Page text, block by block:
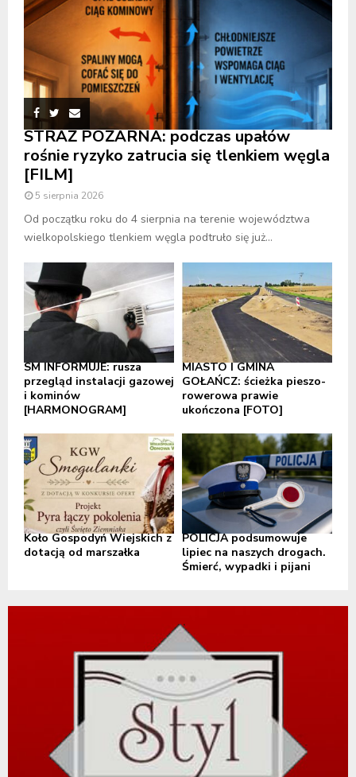
STRAŻ POŻARNA: podczas upałów
rośnie ryzyko zatrucia się tlenkiem węgla
[FILM]
5 sierpnia 2026
Od początku roku do 4 sierpnia na terenie województwa
wielkopolskiego tlenkiem węgla podtruło się już...
SM INFORMUJE: rusza
przegląd instalacji gazowej
i kominów
[HARMONOGRAM]
MIASTO I GMINA
GOŁAŃCZ: ścieżka pieszo-
rowerowa prawie
ukończona [FOTO]
Koło Gospodyń Wiejskich z
dotacją od marszałka
POLICJA podsumowuje
lipiec na naszych drogach.
Śmierć, wypadki i pijani